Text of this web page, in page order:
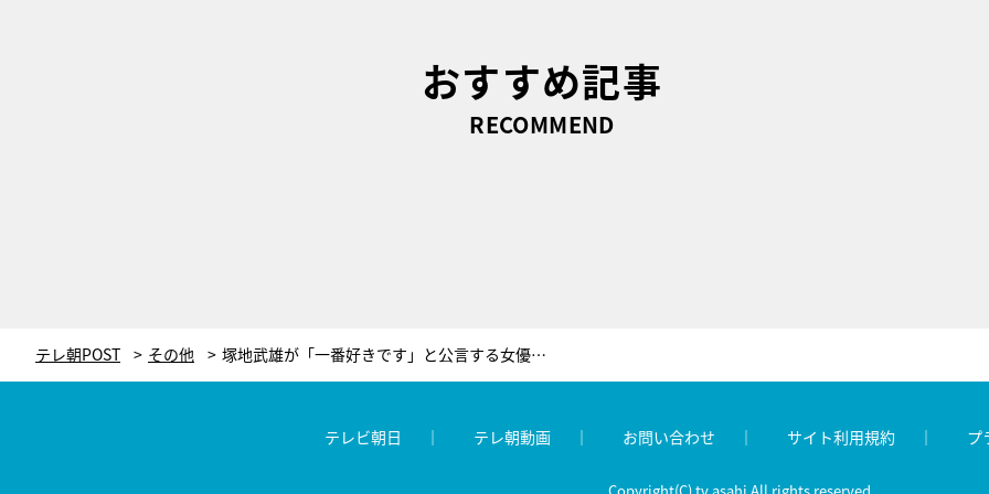
おすすめ記事
RECOMMEND
テレ朝POST その他 塚地武雄が「一番好きです」と公言する女優と対面！セクシー衣装の苦労話も
テレビ朝日 テレ朝動画 お問い合わせ サイト利用規約 プ